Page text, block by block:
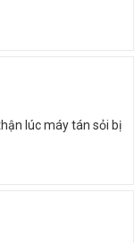
lúc máy tán sỏi bị